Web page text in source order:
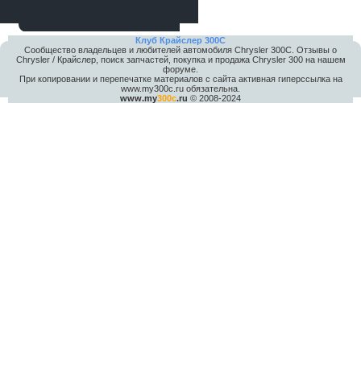
Клуб Крайслер 300C
Сообщество владельцев и любителей автомобиля Chrysler 300С. Отзывы о
Chrysler / Крайслер, поиск запчастей, покупка и продажа Chrysler 300 на нашем
форуме.
При копировании и перепечатке материалов с сайта активная гиперссылка на
www.my300c.ru обязательна.
www.my300c.ru © 2008-2024